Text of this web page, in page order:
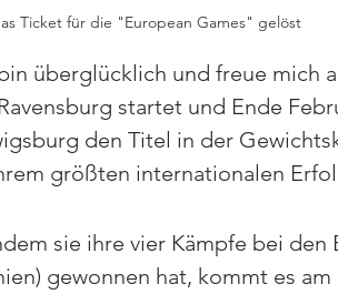
Ticket für die "European Games" gelöst
überglücklich und freue mich
startet und Ende
den Titel in der
größten internationalen
sie ihre vier Kämpfe bei
gewonnen hat, kommt es